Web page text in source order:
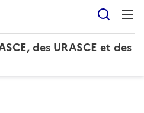
des URASCE et des